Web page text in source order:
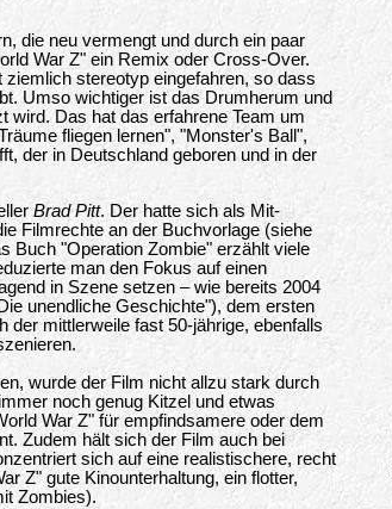
die neu vermengt und durch ein paar
War Z" ein Remix oder Cross-Over.
stereotyp eingefahren, so dass
Umso wichtiger ist das Drumherum und
wird. Das hat das erfahrene Team um
fliegen lernen", "Monster's Ball",
der in Deutschland geboren und in der
Brad Pitt. Der hatte sich als Mit-
Filmrechte an der Buchvorlage (siehe
Buch "Operation Zombie" erzählt viele
man den Fokus auf einen
in Szene setzen – wie bereits 2004
unendliche Geschichte"), dem ersten
der mittlerweile fast 50-jährige, ebenfalls
wurde der Film nicht allzu stark durch
noch genug Kitzel und etwas
War Z" für empfindsamere oder dem
Zudem hält sich der Film auch bei
sich auf eine realistischere, recht
Z" gute Kinounterhaltung, ein flotter,
Zombies).